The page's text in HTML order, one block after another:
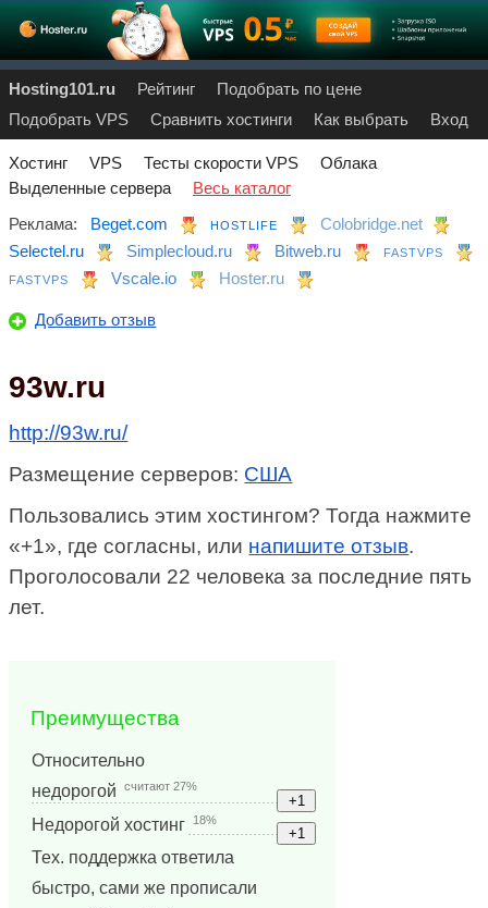
Hosting101.ru Рейтинг
Подобрать по цене
Подобрать VPS
Сравнить хостинги Как выбрать Вход
Хостинг VPS Тесты скорости VPS
Облака
Выделенные сервера
Весь каталог
Реклама:
Beget.com HOSTLIFE
Colobridge.net
Selectel.ru
Simplecloud.ru Bitweb.ru FASTVPS
FASTVPS Vscale.io Hoster.ru
Добавить отзыв
93w.ru
http://93w.ru/
Размещение серверов: США
Пользовались этим хостингом? Тогда нажмите
«+1», где согласны, или напишите отзыв.
Проголосовали 22 человека за последние пять
лет.
Преимущества
Относительно
недорогой
считают 27%
Недорогой хостинг 18%
Тех. поддержка ответила
быстро, сами же прописали